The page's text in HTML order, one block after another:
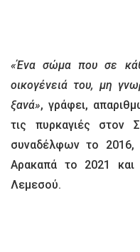
«Ένα σώμα που σε
οικογένειά του, μη
ξανά», γράφει,
τις πυρκαγιές στον
συναδέλφων το 2016,
Αρακαπά το 2021 και
Λεμεσού.